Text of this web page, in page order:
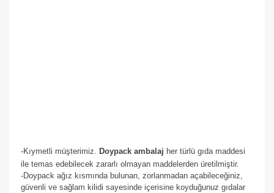
-Kıymetli müşterimiz. Doypack ambalaj her türlü gıda maddesi
ile temas edebilecek zararlı olmayan maddelerden üretilmiştir.
-Doypack ağız kısmında bulunan, zorlanmadan açabileceğiniz,
güvenli ve sağlam kilidi sayesinde içerisine koyduğunuz gıdalar